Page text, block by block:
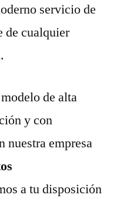
servicio de
de cualquier
de alta
y con
nuestra empresa
a tu disposición